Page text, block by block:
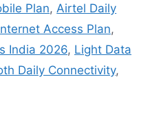
Plan, Airtel Daily
Access Plan,
India 2026, Light Data
Daily Connectivity,